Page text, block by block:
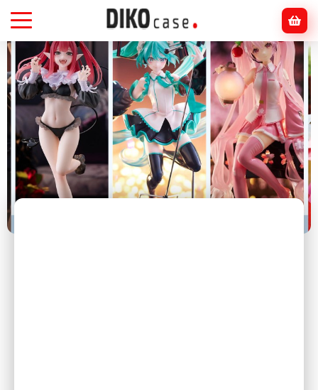
Головна Аніме Чому дорослі колекціонують аніме-мерч